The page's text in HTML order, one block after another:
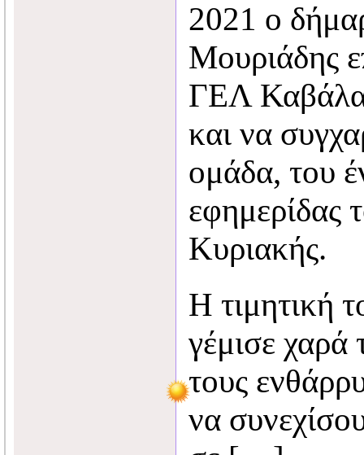
2021 ο
Μουριάδης
ΓΕΛ
και να
ομάδα, του
Κυριακής.
Η τιμητική
γέμισε χαρά
τους
να